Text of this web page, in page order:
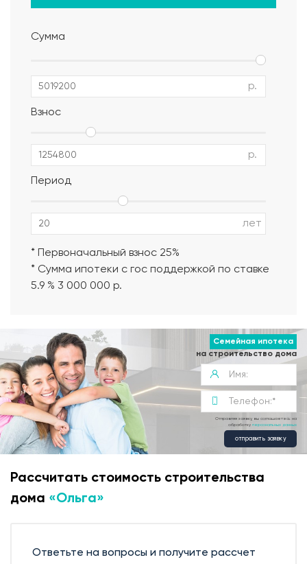
Альбом АР, КР, ИР
Сумма
р.
Взнос
р.
Период
лет
* Первоначальный взнос 25%
* Сумма ипотеки с гос поддержкой по ставке
5.9 % 3 000 000 р.
Семейная ипотека
на строительство дома
Отправляя заявку, вы соглашаетесь на
обработку персональных данных
отправить заявку
Рассчитать стоимость строительства
дома «Ольга»
Ответьте на вопросы и получите рассчет